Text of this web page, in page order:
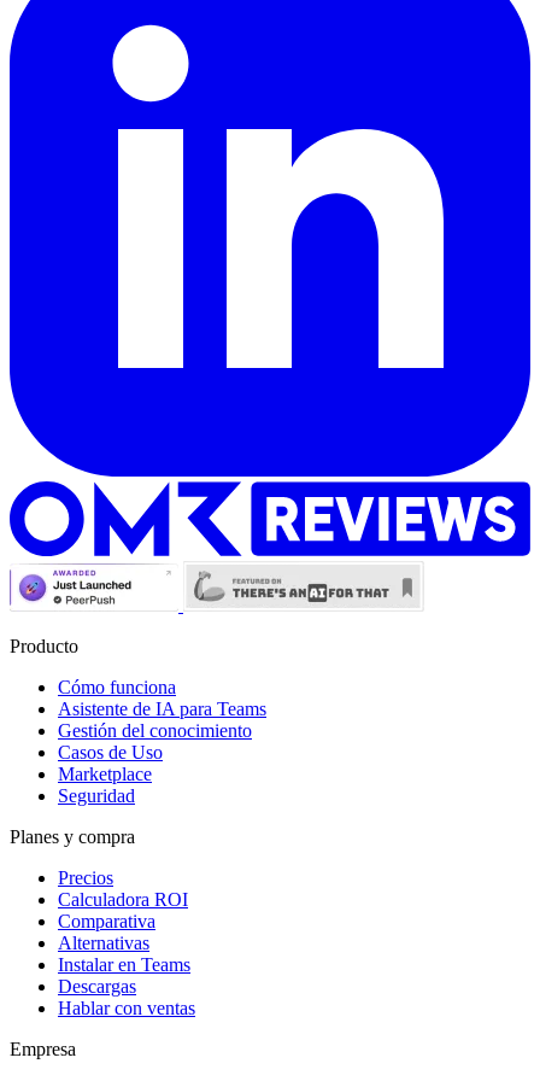
Producto
Cómo funciona
Asistente de IA para Teams
Gestión del conocimiento
Casos de Uso
Marketplace
Seguridad
Planes y compra
Precios
Calculadora ROI
Comparativa
Alternativas
Instalar en Teams
Descargas
Hablar con ventas
Empresa